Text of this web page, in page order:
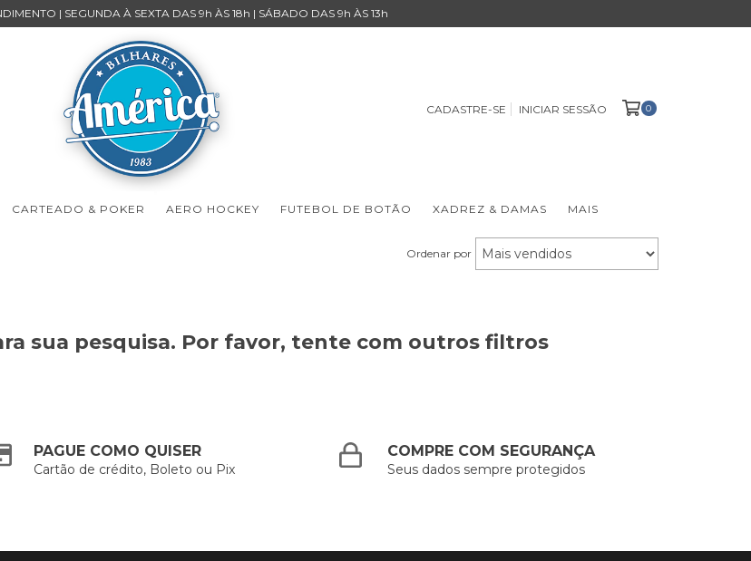
| SEGUNDA À SEXTA DAS 9h ÀS 18h | SÁBADO DAS 9h ÀS 13h
CADASTRE-SE INICIAR SESSÃO 0
CARTEADO & POKER AERO HOCKEY FUTEBOL DE BOTÃO XADREZ & DAMAS MAIS
Ordenar por
sua pesquisa. Por favor, tente com outros filtros
PAGUE COMO QUISER
Cartão de crédito, Boleto ou Pix
COMPRE COM SEGURANÇA
Seus dados sempre protegidos